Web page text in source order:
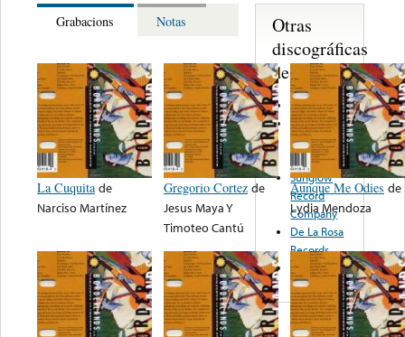
Grabacions Notas
La Cuquita de
Narciso Martínez
Gregorio Cortez de
Jesus Maya Y
Timoteo Cantú
Aunque Me Odies de
Lydia Mendoza
Otras
discográficas
de nota ...
Zenda
Buena
Suerte
Records
Sunglow
Record
Company
De La Rosa
Records
Infal Records